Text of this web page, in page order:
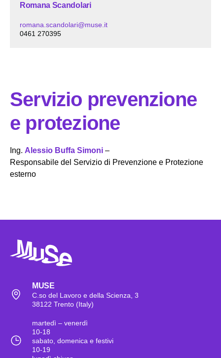
Romana Scandolari
romana.scandolari@muse.it
0461 270395
Servizio prevenzione
e protezione
Ing. Alessio Buffa Simoni –
Responsabile del Servizio di Prevenzione e Protezione
esterno
MUSE
C.so del Lavoro e della Scienza, 3
38122 Trento (Italy)
martedì – venerdì
10-18
sabato, domenica e festivi
10-19